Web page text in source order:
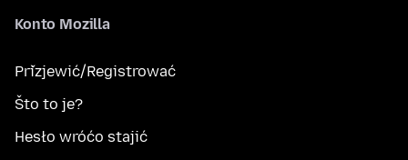
Konto Mozilla
Přizjewić/Registrować
Što to je?
Hesło wróćo stajić